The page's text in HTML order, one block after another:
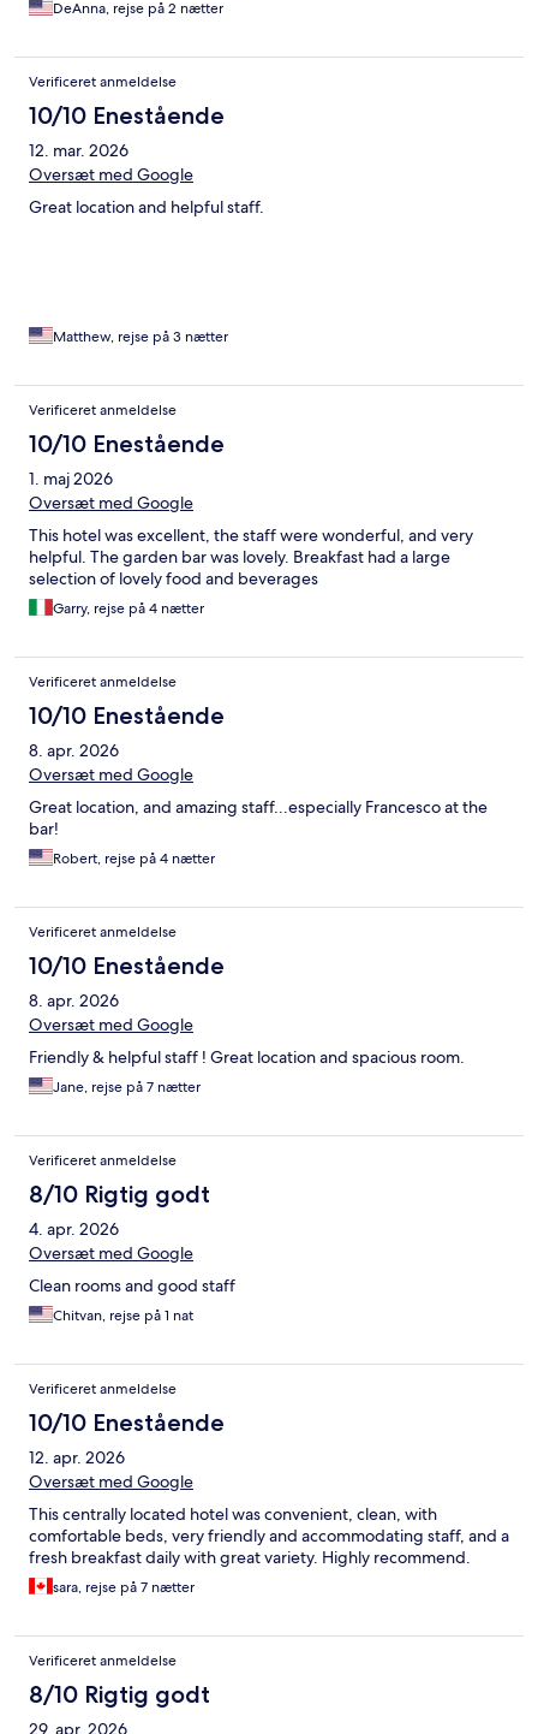
DeAnna, rejse på 2 nætter
Verificeret anmeldelse
10/10 Enestående
12. mar. 2026
Oversæt med Google
Great location and helpful staff.
Matthew, rejse på 3 nætter
Verificeret anmeldelse
10/10 Enestående
1. maj 2026
Oversæt med Google
This hotel was excellent, the staff were wonderful, and very
helpful. The garden bar was lovely. Breakfast had a large
selection of lovely food and beverages
Garry, rejse på 4 nætter
Verificeret anmeldelse
10/10 Enestående
8. apr. 2026
Oversæt med Google
Great location, and amazing staff...especially Francesco at the
bar!
Robert, rejse på 4 nætter
Verificeret anmeldelse
10/10 Enestående
8. apr. 2026
Oversæt med Google
Friendly & helpful staff ! Great location and spacious room.
Jane, rejse på 7 nætter
Verificeret anmeldelse
8/10 Rigtig godt
4. apr. 2026
Oversæt med Google
Clean rooms and good staff
Chitvan, rejse på 1 nat
Verificeret anmeldelse
10/10 Enestående
12. apr. 2026
Oversæt med Google
This centrally located hotel was convenient, clean, with
comfortable beds, very friendly and accommodating staff, and a
fresh breakfast daily with great variety. Highly recommend.
sara, rejse på 7 nætter
Verificeret anmeldelse
8/10 Rigtig godt
29. apr. 2026